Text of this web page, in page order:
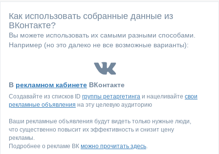
Как использовать собранные данные из
ВКонтакте?
Вы можете использовать их самыми разными способами.
Например (но это далеко не все возможные варианты):
В рекламном кабинете ВКонтакте
Создавайте из списков ID группы ретаргетинга и нацеливайте свои
рекламные объявления на эту целевую аудиторию
Ваши рекламные объявления будут видеть только нужные люди,
что существенно повысит их эффективность и снизит цену
рекламы.
Подробнее о рекламе ВК можно прочитать здесь.